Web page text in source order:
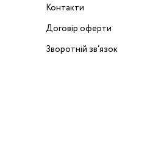
Контакти
Договір оферти
Зворотній зв‘язок